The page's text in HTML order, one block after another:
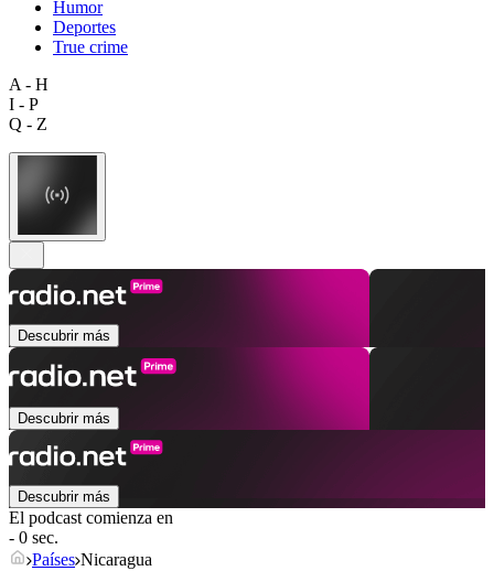
Humor
Deportes
True crime
A - H
I - P
Q - Z
Descubrir más
Descubrir más
Descubrir más
El podcast comienza en
- 0 sec.
Países Nicaragua